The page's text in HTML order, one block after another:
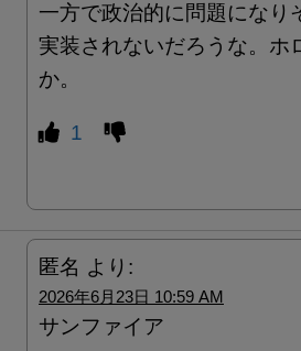
一方で政治的に問題になり
実装されないだろうな。ホ
か。
1
匿名 より:
2026年6月23日 10:59 AM
サンファイア